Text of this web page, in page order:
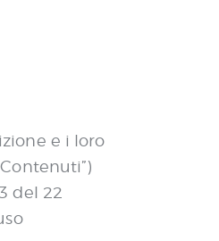
e i loro
del 22